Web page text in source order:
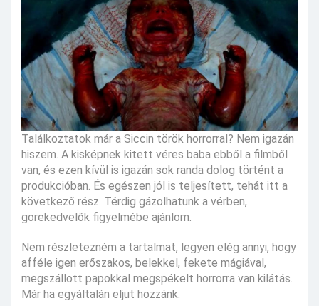
Találkoztatok már a Siccin török horrorral? Nem igazán
hiszem. A kisképnek kitett véres baba ebből a filmből
van, és ezen kívül is igazán sok randa dolog történt a
produkcióban. És egészen jól is teljesített, tehát itt a
következő rész. Térdig gázolhatunk a vérben,
gorekedvelők figyelmébe ajánlom.
Nem részletezném a tartalmat, legyen elég annyi, hogy
afféle igen erőszakos, belekkel, fekete mágiával,
megszállott papokkal megspékelt horrorra van kilátás.
Már ha egyáltalán eljut hozzánk.